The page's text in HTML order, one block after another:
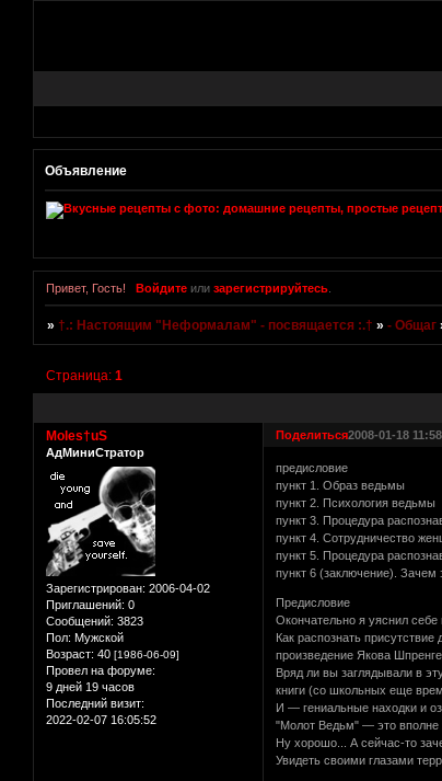
Объявление
Привет, Гость! Войдитеили зарегистрируйтесь.
»†.: Настоящим "Неформалам" - посвящается :.† »- Общаг
Страница:1
Поделиться2008-01-18
Moles†uS
АдМиниСтратор
Зарегистрирован: 2006-04-02
Приглашений: 0
Сообщений: 3823
Пол: Мужской
Возраст: 40 [1986-06-09]
Провел на форуме:
9 дней 19 часов
Последний визит:
2022-02-07 16:05:52
предисловие
пункт 1. Образ ведьмы
пункт 2. Психология ведьмы
пункт 3. Процедура
пункт 4. Сотрудничество
пункт 5. Процедура
пункт 6 (заключение). Зачем
Предисловие
Окончательно я уяснил
Как распознать
произведение Якова
Вряд ли вы заглядывали в
книги (со школьных еще
И — гениальные находки и
"Молот Ведьм" — это
Ну хорошо... А сейчас-то
Увидеть своими глазами